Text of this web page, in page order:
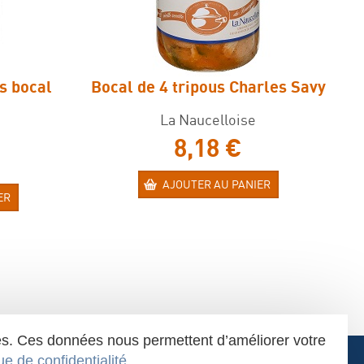
bocal Bocal de 4 tripous Charles Savy
La Naucelloise
8,18 €
AJOUTER AU PANIER
Ces données nous permettent d’améliorer votre
de confidentialité